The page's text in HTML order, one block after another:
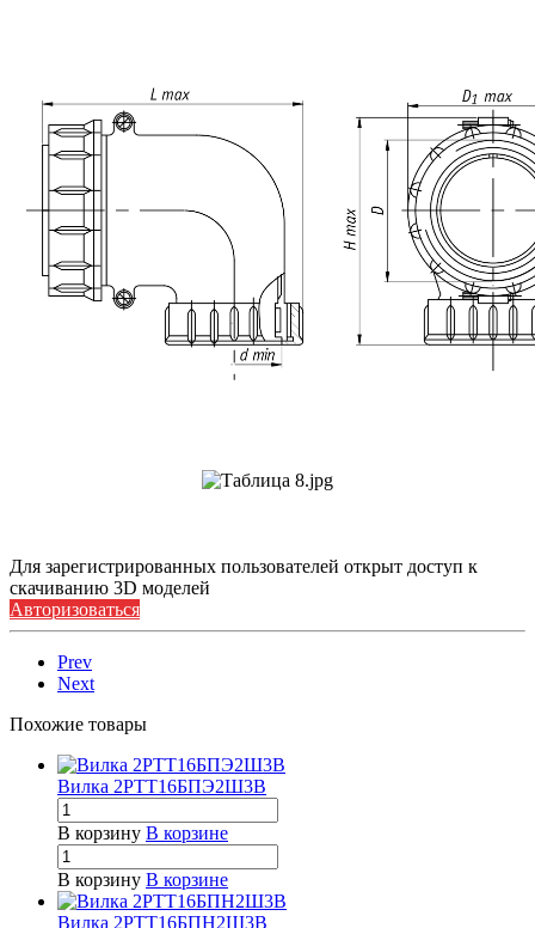
Для зарегистрированных пользователей открыт доступ к
скачиванию 3D моделей
Авторизоваться
Prev
Next
Похожие товары
Вилка 2РТТ16БПЭ2Ш3В
В корзину В корзине
В корзину В корзине
Вилка 2РТТ16БПН2Ш3В